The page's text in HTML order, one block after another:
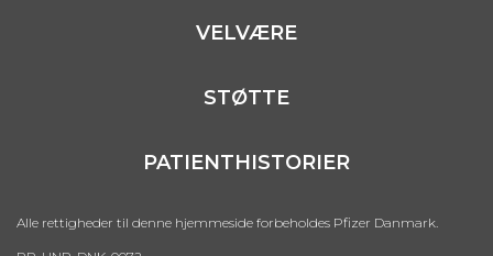
VELVÆRE
STØTTE
PATIENTHISTORIER
Alle rettigheder til denne hjemmeside forbeholdes Pfizer Danmark.